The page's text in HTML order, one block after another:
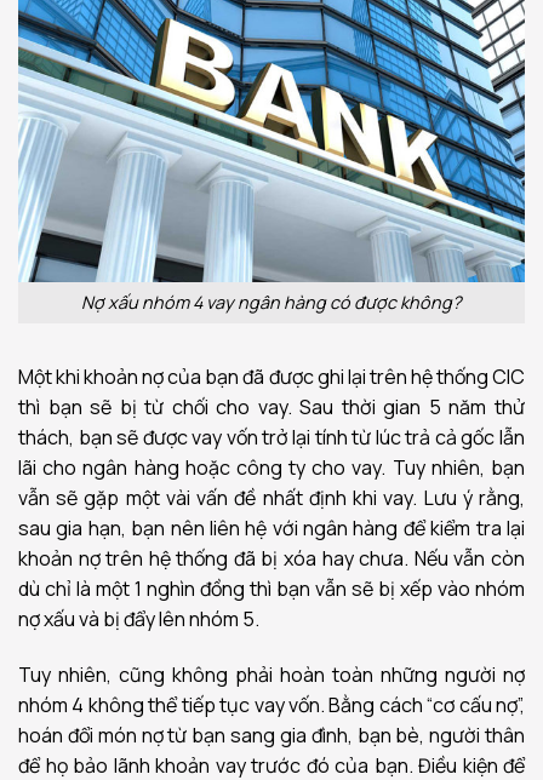
Nợ xấu nhóm 4 vay ngân hàng có được không?
Một khi khoản nợ của bạn đã được ghi lại trên hệ thống CIC
thì bạn sẽ bị từ chối cho vay. Sau thời gian 5 năm thử
thách, bạn sẽ được vay vốn trở lại tính từ lúc trả cả gốc lẫn
lãi cho ngân hàng hoặc công ty cho vay. Tuy nhiên, bạn
vẫn sẽ gặp một vài vấn đề nhất định khi vay. Lưu ý rằng,
sau gia hạn, bạn nên liên hệ với ngân hàng để kiểm tra lại
khoản nợ trên hệ thống đã bị xóa hay chưa. Nếu vẫn còn
dù chỉ là một 1 nghìn đồng thì bạn vẫn sẽ bị xếp vào nhóm
nợ xấu và bị đẩy lên nhóm 5.
Tuy nhiên, cũng không phải hoàn toàn những người nợ
nhóm 4 không thể tiếp tục vay vốn. Bằng cách “cơ cấu nợ”,
hoán đổi món nợ từ bạn sang gia đình, bạn bè, người thân
để họ bảo lãnh khoản vay trước đó của bạn. Điều kiện để